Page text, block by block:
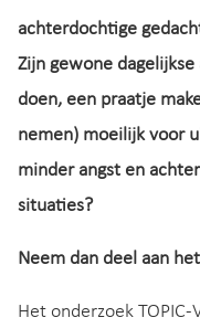
achterdochtige
Zijn gewone
doen, een praatje
nemen) moeilijk voor
minder angst en
situaties?
Neem dan deel aan
Het onderzoek